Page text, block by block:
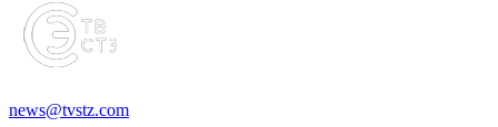
news@tvstz.com